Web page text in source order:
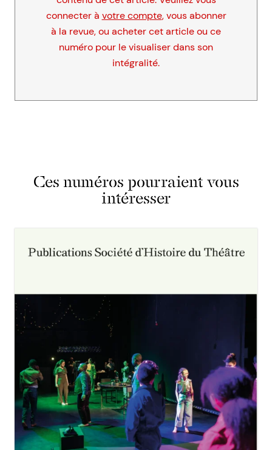
connecter à votre compte, vous abonner
à la revue, ou acheter cet article ou ce
numéro pour le visualiser dans son
intégralité.
Ces numéros pourraient vous
intéresser